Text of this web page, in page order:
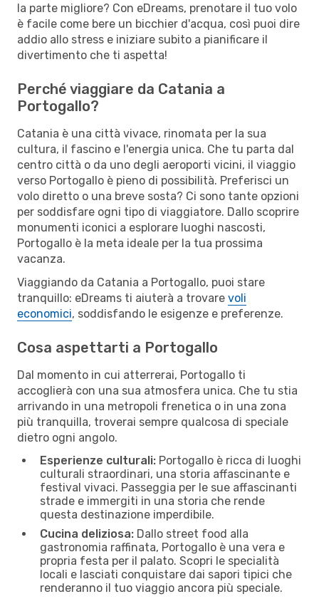
la parte migliore? Con eDreams, prenotare il tuo volo
è facile come bere un bicchier d'acqua, così puoi dire
addio allo stress e iniziare subito a pianificare il
divertimento che ti aspetta!
Perché viaggiare da Catania a
Portogallo?
Catania è una città vivace, rinomata per la sua
cultura, il fascino e l'energia unica. Che tu parta dal
centro città o da uno degli aeroporti vicini, il viaggio
verso Portogallo è pieno di possibilità. Preferisci un
volo diretto o una breve sosta? Ci sono tante opzioni
per soddisfare ogni tipo di viaggiatore. Dallo scoprire
monumenti iconici a esplorare luoghi nascosti,
Portogallo è la meta ideale per la tua prossima
vacanza.
Viaggiando da Catania a Portogallo, puoi stare
tranquillo: eDreams ti aiuterà a trovare voli
economici, soddisfando le esigenze e preferenze.
Cosa aspettarti a Portogallo
Dal momento in cui atterrerai, Portogallo ti
accoglierà con una sua atmosfera unica. Che tu stia
arrivando in una metropoli frenetica o in una zona
più tranquilla, troverai sempre qualcosa di speciale
dietro ogni angolo.
Esperienze culturali: Portogallo è ricca di luoghi
culturali straordinari, una storia affascinante e
festival vivaci. Passeggia per le sue affascinanti
strade e immergiti in una storia che rende
questa destinazione imperdibile.
Cucina deliziosa: Dallo street food alla
gastronomia raffinata, Portogallo è una vera e
propria festa per il palato. Scopri le specialità
locali e lasciati conquistare dai sapori tipici che
renderanno il tuo viaggio ancora più speciale.